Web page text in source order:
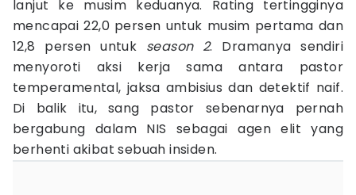
lanjut ke musim keduanya. Rating tertingginya
mencapai 22,0 persen untuk musim pertama dan
12,8 persen untuk season 2. Dramanya sendiri
menyoroti aksi kerja sama antara pastor
temperamental, jaksa ambisius dan detektif naif.
Di balik itu, sang pastor sebenarnya pernah
bergabung dalam NIS sebagai agen elit yang
berhenti akibat sebuah insiden.